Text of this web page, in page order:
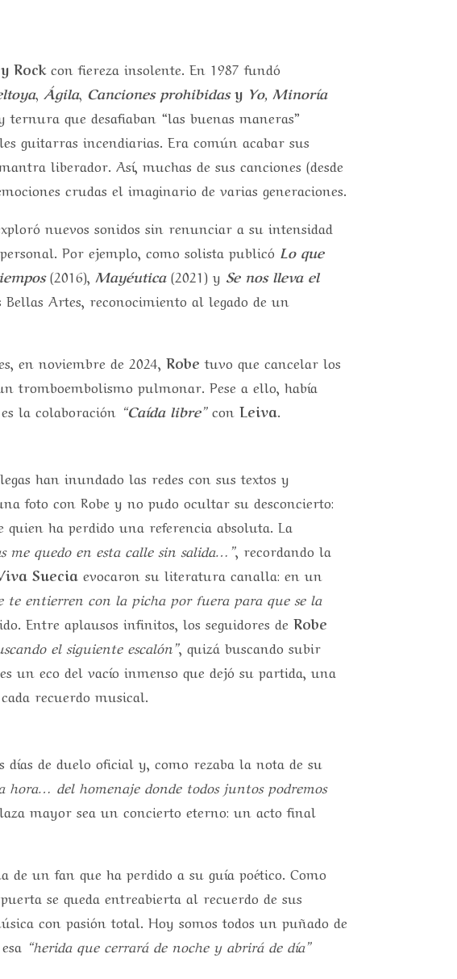
Rockcon fiereza insolente. En 1987 fundó
, Ágila, Canciones prohibidasy Yo, Minoría
que desafiaban “las buenas maneras”
guitarras incendiarias. Era común acabar sus
liberador. Así, muchas de sus canciones (desde
crudas el imaginario de varias generaciones.
nuevos sonidos sin renunciar a su intensidad
Por ejemplo, como solista publicó Lo que
(2016), Mayéutica(2021) ySe nos lleva el
Artes, reconocimiento al legado de un
en noviembre de 2024,Robetuvo que cancelar los
tromboembolismo pulmonar. Pese a ello, había
la colaboración “Caída libre”conLeiva.
han inundado las redes con sus textos y
foto con Robe y no pudo ocultar su desconcierto:
quien ha perdido una referencia absoluta. La
me quedo en esta calle sin salida…”, recordando la
Suecia evocaron su literatura canalla: en un
te entierren con la picha por fuera para que se la
Entre aplausos infinitos, los seguidores deRobe
el siguiente escalón”, quizá buscando subir
un eco del vacío inmenso que dejó su partida, una
recuerdo musical.
de duelo oficial y, como rezaba la nota de su
del homenaje donde todos juntos podremos
mayor sea un concierto eterno: un acto final
un fan que ha perdido a su guía poético. Como
se queda entreabierta al recuerdo de sus
con pasión total. Hoy somos todos un puñado de
“herida que cerrará de noche y abrirá de día”